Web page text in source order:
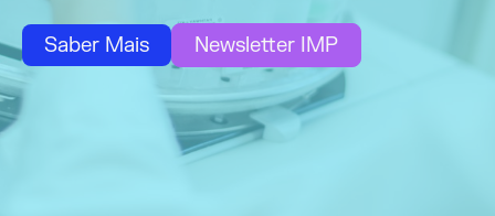
Saber Mais Newsletter IMP